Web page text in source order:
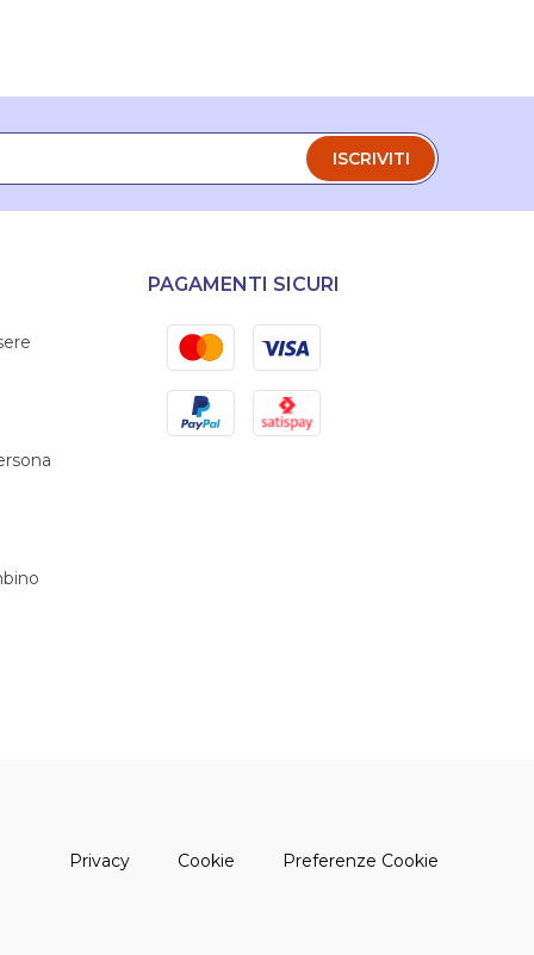
ISCRIVITI
PAGAMENTI SICURI
MastercardVisa
PayPal Satispay
Privacy(apre una nuova finestra)
Cookie (apre una nuova finestra)
Preferenze Cookie